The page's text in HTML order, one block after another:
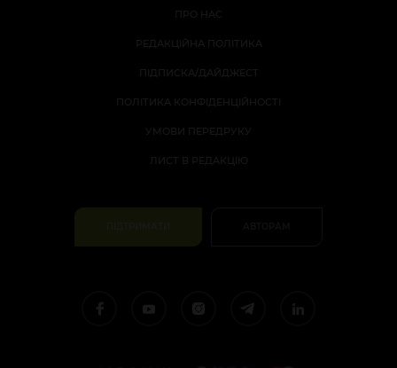
ПРО НАС
РЕДАКЦІЙНА ПОЛІТИКА
ПІДПИСКА/ДАЙДЖЕСТ
ПОЛІТИКА КОНФІДЕНЦІЙНОСТІ
УМОВИ ПЕРЕДРУКУ
ЛИСТ В РЕДАКЦІЮ